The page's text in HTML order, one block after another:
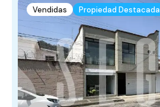
Vendidas Propiedad Destacada